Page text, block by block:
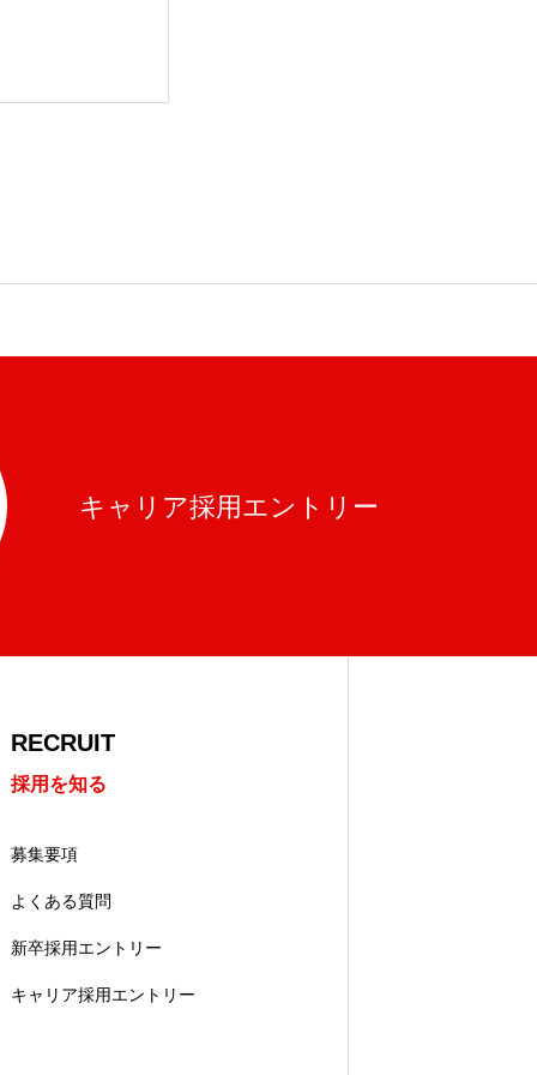
キャリア採用エントリー
RECRUIT
採用を知る
募集要項
よくある質問
新卒採用エントリー
キャリア採用エントリー